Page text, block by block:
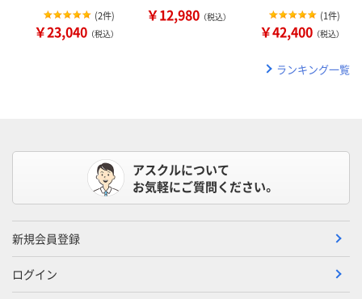
(2件)
￥23,040 （税込）
￥12,980 （税込）
(1件)
￥42,400 （税込）
ランキング一覧
アスクルについて
お気軽にご質問ください。
新規会員登録
ログイン